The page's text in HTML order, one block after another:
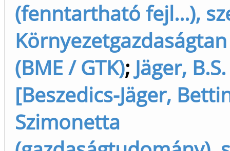
(fenntartható fejl...),
(BME / GTK); Jäger, B.S.
[Beszedics-Jäger,
Szimonetta